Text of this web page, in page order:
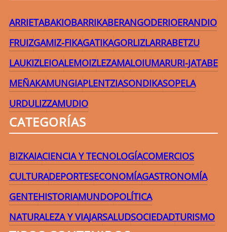
ARRIETABAKIOBARRIKABERANGODERIOERANDIO
FRUIZGAMIZ-FIKAGATIKAGORLIZLARRABETZU
LAUKIZLEIOALEMOIZLEZAMALOIUMARURI-JATABE
MEÑAKAMUNGIAPLENTZIASONDIKASOPELA
URDULIZZAMUDIO
CATEGORÍAS
BIZKAIACIENCIA Y TECNOLOGÍACOMERCIOS
CULTURADEPORTESECONOMÍAGASTRONOMÍA
GENTEHISTORIAMUNDOPOLÍTICA
NATURALEZA Y VIAJARSALUDSOCIEDADTURISMO